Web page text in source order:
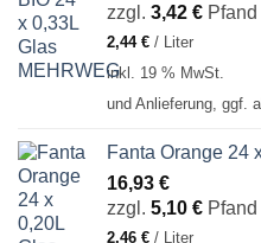
zzgl. 3,42 € Pfand
2,44 € / Liter
inkl. 19 % MwSt.
und Anlieferung, ggf.
Fanta Orange 24
16,93 €
zzgl. 5,10 € Pfand
2,46 € /
Liter